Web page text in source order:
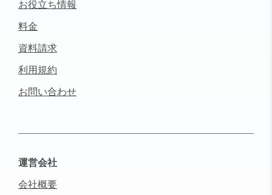
お役立ち情報
料金
資料請求
利用規約
お問い合わせ
運営会社
会社概要